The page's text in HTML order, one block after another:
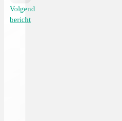
Volgend
bericht